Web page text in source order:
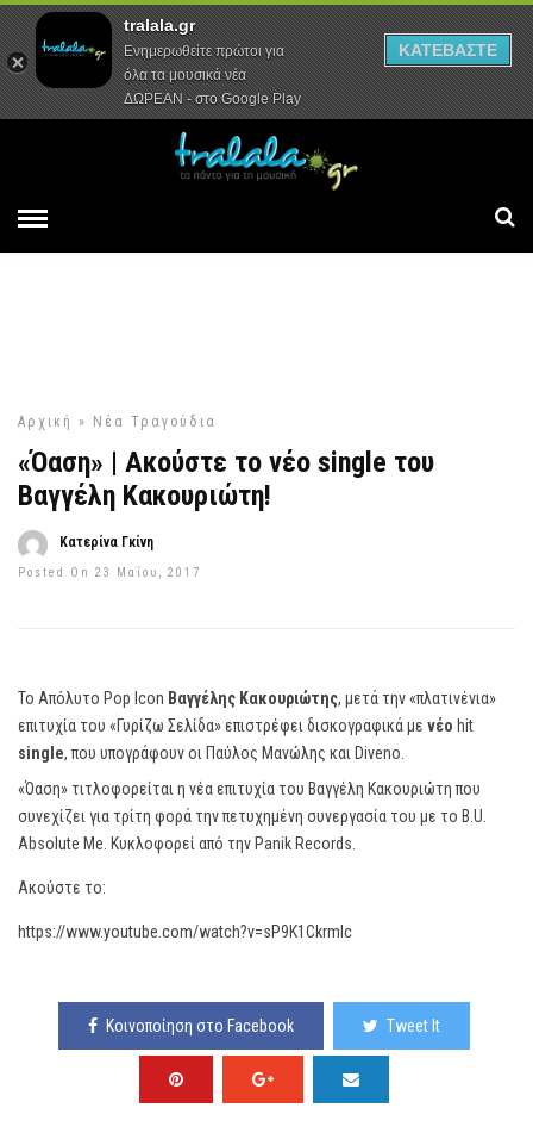
Αρχική Συνεντεύξεις Ρεπορτάζ
Αρχική » Νέα Τραγούδια
«Όαση» | Ακούστε το νέο single του
Βαγγέλη Κακουριώτη!
Κατερίνα Γκίνη
Posted On 23 Μαΐου, 2017
Το Απόλυτο Pop Icon Βαγγέλης Κακουριώτης, μετά την «πλατινένια»
επιτυχία του «Γυρίζω Σελίδα» επιστρέφει δισκογραφικά με νέο hit
single, που υπογράφουν οι Παύλος Μανώλης και Diveno.
«Όαση» τιτλοφορείται η νέα επιτυχία του Βαγγέλη Κακουριώτη που
συνεχίζει για τρίτη φορά την πετυχημένη συνεργασία του με το B.U.
Absolute Me. Κυκλοφορεί από την Panik Records.
Ακούστε το:
https://www.youtube.com/watch?v=sP9K1Ckrmlc
Κοινοποίηση στο Facebook Tweet It
tralala.gr
Ενημερωθείτε πρώτοι για
όλα τα μουσικά νέα
ΔΩΡΕΑΝ - στο Google Play
ΚΑΤΕΒΑΣΤΕ